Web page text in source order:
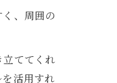
、周囲の
ててくれ
活用すれ